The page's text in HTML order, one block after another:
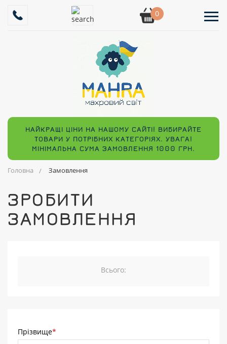
0
НАЙКРАЩІ ЦІНИ НА НАШОМУ САЙТІ! ВИБИРАЙТЕ
ТОВАРИ У ПОТРІБНИХ КАТЕГОРІЯХ. УВАГА!
МІНІМАЛЬНА СУМА ЗАМОВЛЕННЯ 1000 ГРН.
Головна Замовлення
ЗРОБИТИ
ЗАМОВЛЕННЯ
Прізвище*
Всього: